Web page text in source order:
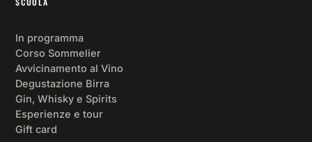
In programma
Corso Sommelier
Avvicinamento al Vino
Degustazione Birra
Gin, Whisky e Spirits
Esperienze e tour
Gift card